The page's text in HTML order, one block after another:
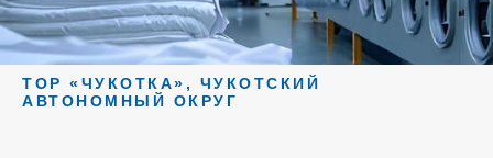
ТОР «ЧУКОТКА», ЧУКОТСКИЙ
АВТОНОМНЫЙ ОКРУГ